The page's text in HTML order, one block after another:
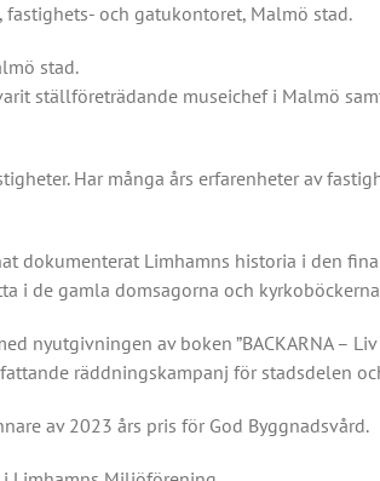
fastighets- och gatukontoret, Malmö stad.
stad.
ställföreträdande museichef i Malmö
Har många års erfarenheter av
dokumenterat Limhamns historia i den
i de gamla domsagorna och
nyutgivningen av boken ”BACKARNA –
räddningskampanj för stadsdelen
av 2023 års pris för God Byggnadsvård.